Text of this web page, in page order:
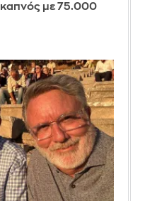
καπνός με 75.000